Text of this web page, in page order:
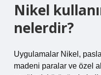
Nikel
nelerdir?
Uygulamalar Nikel,
madeni paralar ve özel